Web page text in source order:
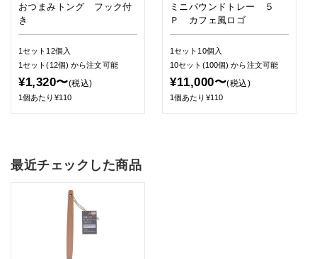
おつまみトング フック付
き
1セット12個入
1セット(12個)から注文可能
¥1,320〜(税込)
1個あたり¥110
ミニパウンドトレー ５
Ｐ カフェ風ロゴ
1セット10個入
10セット(100個)から注文可能
¥11,000〜(税込)
1個あたり¥110
最近チェックした商品